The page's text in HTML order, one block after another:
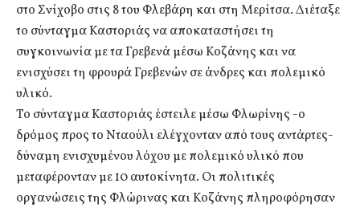
στο Σνίχοβο στις 8 του Φλεβάρη και στη Μερίτσα. Διέταξε
το σύνταγμα Καστοριάς να αποκαταστήσει τη
συγκοινωνία με τα Γρεβενά μέσω Κοζάνης και να
ενισχύσει τη φρουρά Γρεβενών σε άνδρες και πολεμικό
υλικό.
Το σύνταγμα Καστοριάς έστειλε μέσω Φλωρίνης -ο
δρόμος προς το Νταούλι ελέγχονταν από τους αντάρτες-
δύναμη ενισχυμένου λόχου με πολεμικό υλικό που
μεταφέρονταν με 10 αυτοκίνητα. Οι πολιτικές
οργανώσεις της Φλώρινας και Κοζάνης πληροφόρησαν